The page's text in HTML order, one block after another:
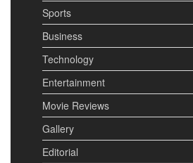
Sports
Business
Technology
Entertainment
Movie Reviews
Gallery
Editorial